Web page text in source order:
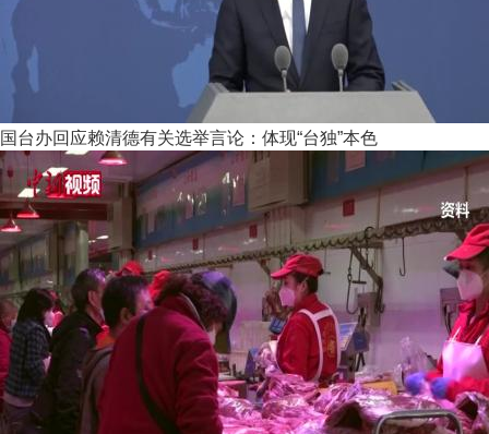
国台办回应赖清德有关选举言论：体现“台独”本色